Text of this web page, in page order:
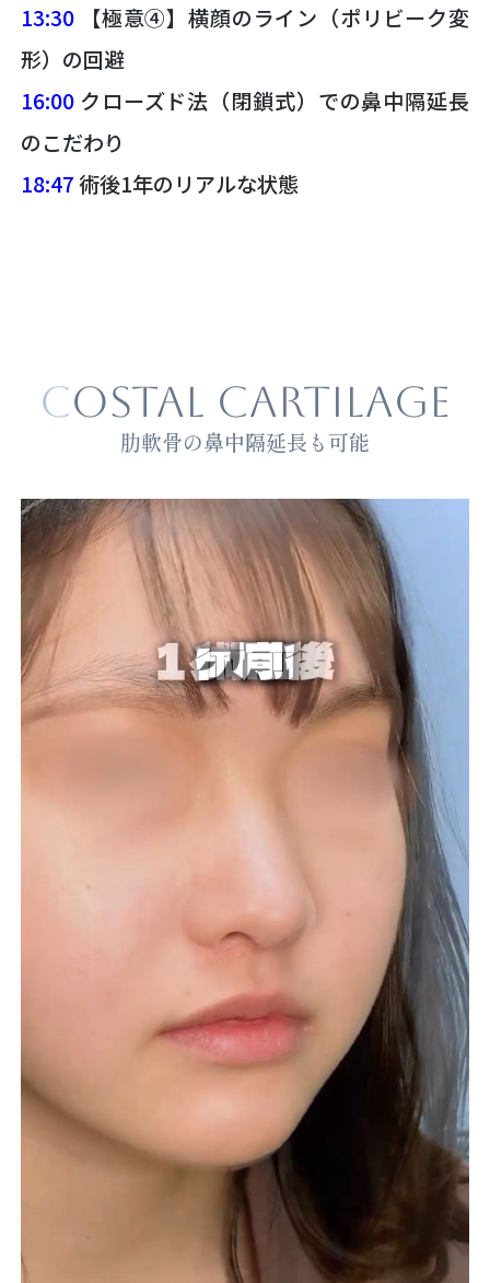
13:30 【極意④】横顔のライン（ポリビーク変
形）の回避
16:00 クローズド法（閉鎖式）での鼻中隔延長
のこだわり
18:47術後1年のリアルな状態
COSTAL CARTILAGE
肋軟骨の鼻中隔延長も可能